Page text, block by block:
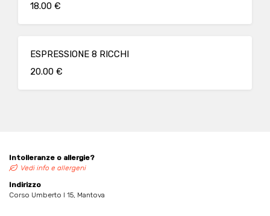
18.00 €
ESPRESSIONE 8 RICCHI
20.00 €
Intolleranze o allergie?
Vedi info e allergeni
Indirizzo
Corso Umberto I 15, Mantova